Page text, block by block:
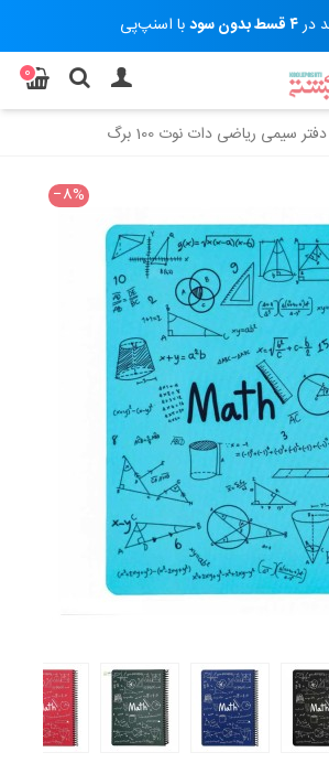
در۴ قسط بدون سود با اسنپ‌پی
0
دفتر سیمی ریاضی دات نوت 100 برگ
‎−8%